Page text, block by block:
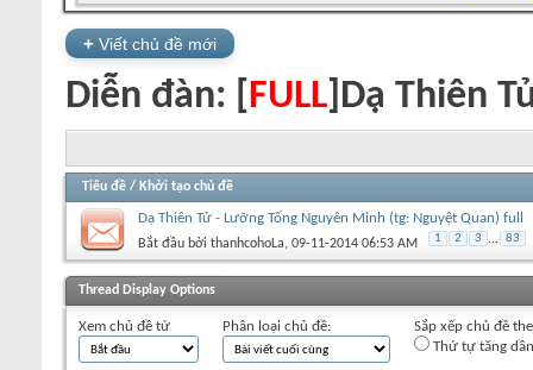
+ Viết chủ đề mới
Diễn đàn: [FULL]Dạ Thiên
Tiêu đề / Khởi tạo chủ đề
Dạ Thiên Tử - Lưỡng Tống Nguyên Minh (tg: Nguyệt Quan) full
Bắt đầu bởi thanhcohoLa‎, 09-11-2014 06:53 AM 1 2 3 ... 83
+Viết chủ đề mới
Thread Display Options
Xem chủ đề từ Phân loại chủ đề:
Sắp xếp chủ đề
Thứ tự tăng dần